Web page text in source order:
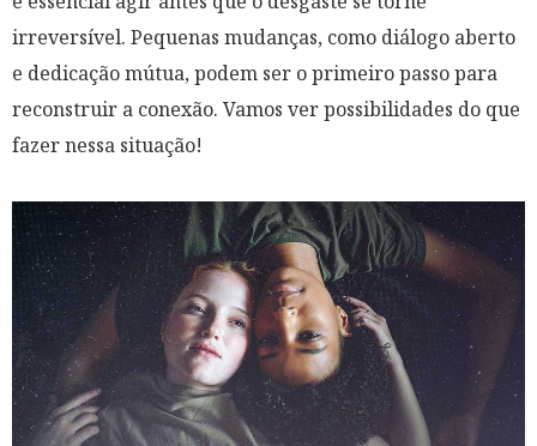
irreversível. Pequenas mudanças, como diálogo aberto
e dedicação mútua, podem ser o primeiro passo para
reconstruir a conexão. Vamos ver possibilidades do que
fazer nessa situação!